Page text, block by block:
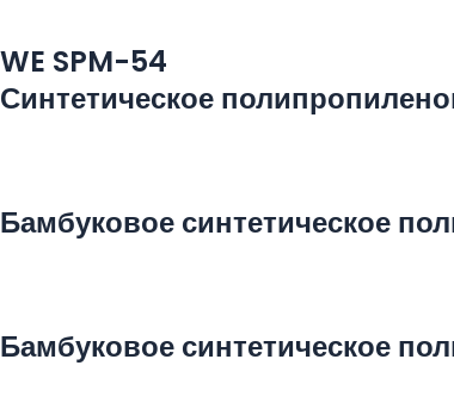
WE SPM-54
Синтетическое
Бамбуковое синтетическое
Бамбуковое синтетическое